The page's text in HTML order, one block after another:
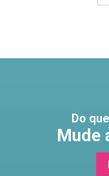
Do
Mude